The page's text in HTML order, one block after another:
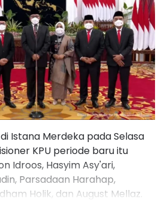
Istana Merdeka pada Selasa
KPU periode baru itu
Idroos, Hasyim Asy'ari,
Parsadaan Harahap,
Holik, dan August Mellaz.